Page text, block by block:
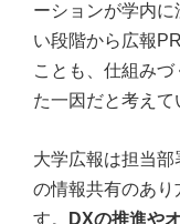
ーションが学内
い段階から広報
ことも、仕組み
た一因だと考えて
大学広報は担当
の情報共有のあり
す。
DXの推進や